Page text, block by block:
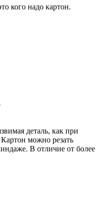
кого надо картон.
деталь, как при
можно резать
В отличие от более